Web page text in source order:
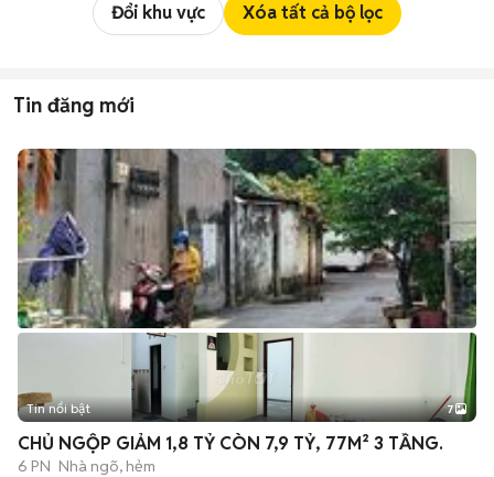
Đổi khu vực Xóa tất cả bộ lọc
Tin đăng mới
+2
Tin nổi bật 7
CHỦ NGỘP GIẢM 1,8 TỶ CÒN 7,9 TỶ, 77M² 3 TẦNG.
6 PN Nhà ngõ, hẻm